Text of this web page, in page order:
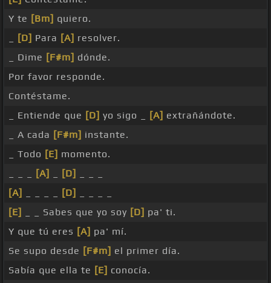
Y te [Bm] quiero.
[D] Para [A] resolver.
_ Dime [F#m] dónde.
Por favor responde.
Contéstame.
_ Entiende que [D] yo sigo _ [A] extrañándote.
_ A cada [F#m] instante.
_ Todo [E] momento.
[A] [D]
[A]
[D]
[E]
_ _ Sabes que yo soy [D] pa' ti.
Y que tú eres [A] pa' mí.
Se supo desde [F#m] el primer día.
Sabía que ella te [E] conocía.